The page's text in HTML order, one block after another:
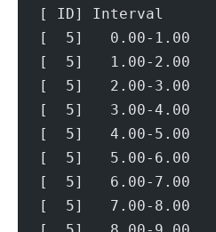
[ ID] Interval
[  5]   0.00-1.00
[  5]   1.00-2.00
[  5]   2.00-3.00
[  5]   3.00-4.00
[  5]   4.00-5.00
[  5]   5.00-6.00
[  5]   6.00-7.00
[  5]   7.00-8.00